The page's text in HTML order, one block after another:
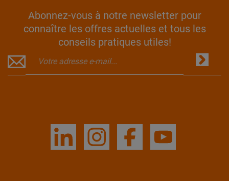
Abonnez-vous à notre newsletter pour
connaître les offres actuelles et tous les
conseils pratiques utiles!